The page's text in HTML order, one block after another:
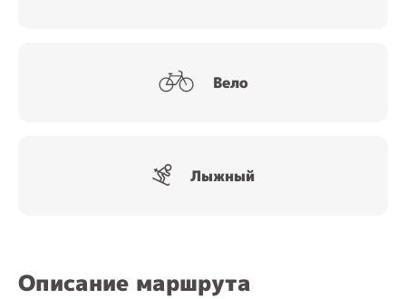
Вело
Лыжный
Описание маршрута